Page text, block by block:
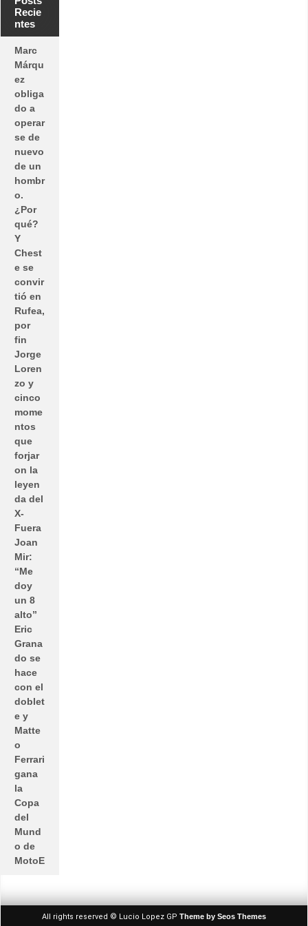
Recie
ntes
Marc
Márqu
ez
obliga
do a
operar
se de
nuevo
de un
hombr
o.
¿Por
qué?
Y
Chest
e se
convir
tió en
Rufea,
por
fin
Jorge
Loren
zo y
cinco
mome
ntos
que
forjar
on la
leyen
da del
X-
Fuera
Joan
Mir:
“Me
doy
un 8
alto”
Eric
Grana
do se
hace
con el
doblet
e y
Matte
o
Ferrari
gana
la
Copa
del
Mund
o de
MotoE
All rights reserved © Lucio Lopez GP Theme by Seos Themes